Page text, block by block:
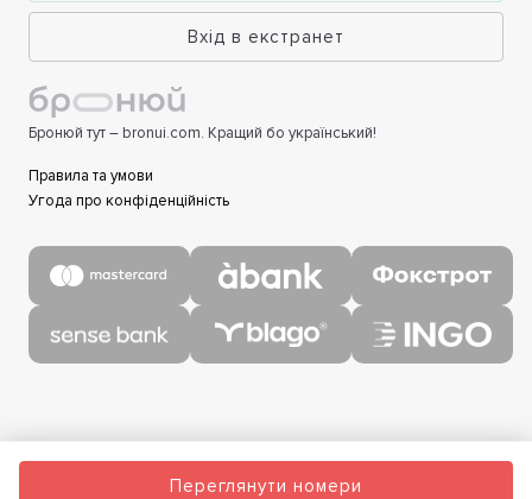
Переглянути номери
Вхід в екстранет
Бронюй тут – bronui.com. Кращий бо український!
Правила та умови
Угода про конфіденційність